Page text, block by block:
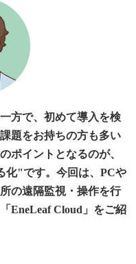
方で、初めて導入を検
題をお持ちの方も多い
ポイントとなるのが、
化"です。今回は、PCや
の遠隔監視・操作を行
EneLeaf Cloud」をご紹